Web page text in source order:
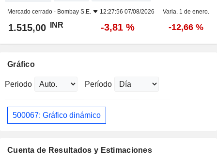
Mercado cerrado - Bombay S.E. 12:27:56 07/08/2026 Varia. 1 de enero.
1.515,00 INR -3,81 % -12,66 %
Gráfico
Periodo Período
500067: Gráfico dinámico
Cuenta de Resultados y Estimaciones